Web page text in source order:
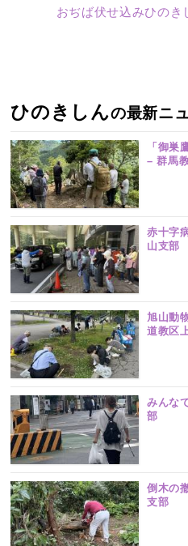
おぢば伏せ込みひのき
ひのきしんの最新ニ
「御巣
– 群馬
赤十字
山支部
旭山動
道教区
みんな
部
倒木の
支部